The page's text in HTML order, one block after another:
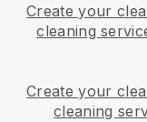
Create your
cleaning
Create your
cleaning